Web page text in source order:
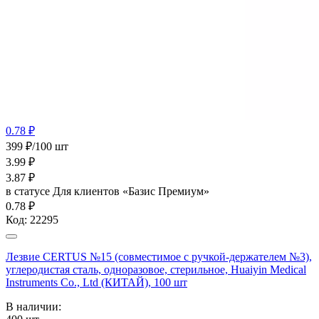
0.78 ₽
399 ₽/100 шт
3.99 ₽
3.87 ₽
в статусе Для клиентов «Базис Премиум»
0.78 ₽
Код: 22295
Лезвие CERTUS №15 (совместимое с ручкой-держателем №3),
углеродистая сталь, одноразовое, стерильное, Huaiyin Medical
Instruments Co., Ltd (КИТАЙ), 100 шт
В наличии: